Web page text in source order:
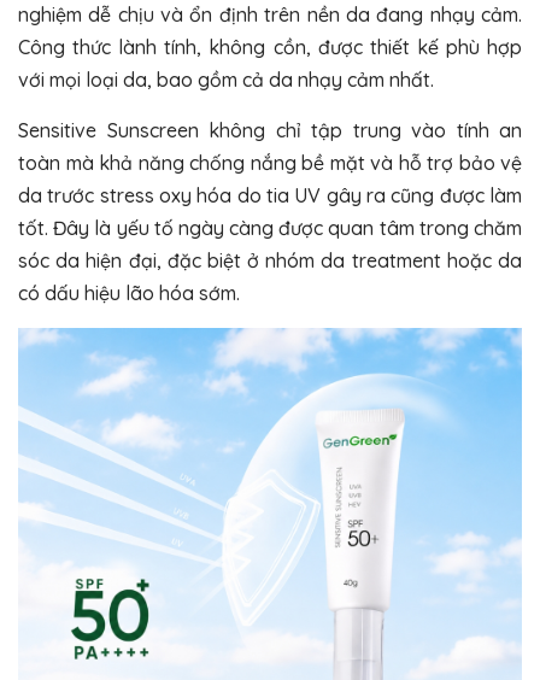
nghiệm dễ chịu và ổn định trên nền da đang nhạy cảm.
Công thức lành tính, không cồn, được thiết kế phù hợp
với mọi loại da, bao gồm cả da nhạy cảm nhất.
Sensitive Sunscreen không chỉ tập trung vào tính an
toàn mà khả năng chống nắng bề mặt và hỗ trợ bảo vệ
da trước stress oxy hóa do tia UV gây ra cũng được làm
tốt. Đây là yếu tố ngày càng được quan tâm trong chăm
sóc da hiện đại, đặc biệt ở nhóm da treatment hoặc da
có dấu hiệu lão hóa sớm.